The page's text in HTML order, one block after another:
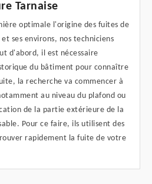
Tarnaise
optimale l'origine des fuites de
ses environs, nos techniciens
d'abord, il est nécessaire
du bâtiment pour connaître
la recherche va commencer à
au niveau du plafond ou
de la partie extérieure de la
Pour ce faire, ils utilisent des
rapidement la fuite de votre